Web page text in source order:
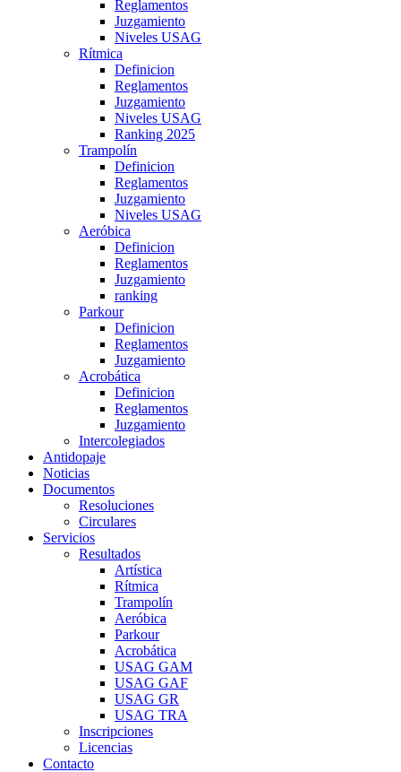
Reglamentos
Juzgamiento
Niveles USAG
Rítmica
Definicion
Reglamentos
Juzgamiento
Niveles USAG
Ranking 2025
Trampolín
Definicion
Reglamentos
Juzgamiento
Niveles USAG
Aeróbica
Definicion
Reglamentos
Juzgamiento
ranking
Parkour
Definicion
Reglamentos
Juzgamiento
Acrobática
Definicion
Reglamentos
Juzgamiento
Intercolegiados
Antidopaje
Noticias
Documentos
Resoluciones
Circulares
Servicios
Resultados
Artística
Rítmica
Trampolín
Aeróbica
Parkour
Acrobática
USAG GAM
USAG GAF
USAG GR
USAG TRA
Inscripciones
Licencias
Contacto